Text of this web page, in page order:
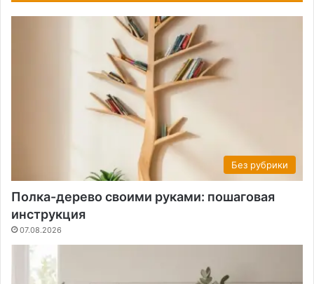
Без рубрики
Полка-дерево своими руками: пошаговая
инструкция
07.08.2026